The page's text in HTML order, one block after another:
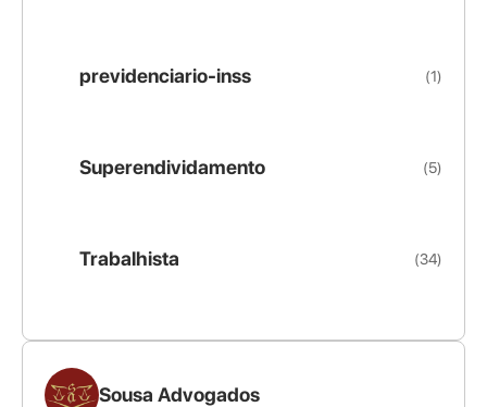
previdenciario-inss (1)
Superendividamento (5)
Trabalhista (34)
Sousa Advogados